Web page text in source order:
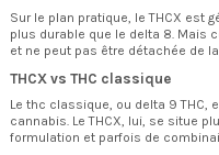
Sur le plan pratique, le THCX est
plus durable que le delta 8. Mais
et ne peut pas être détachée de
THCX vs THC classique
Le thc classique, ou delta 9
cannabis. Le THCX, lui, se situe
formulation et parfois de